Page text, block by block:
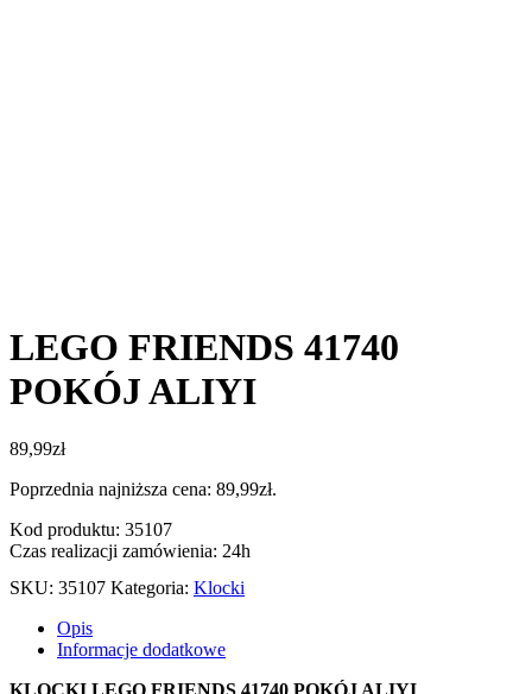
LEGO FRIENDS 41740
POKÓJ ALIYI
89,99zł
Poprzednia najniższa cena: 89,99zł.
Kod produktu: 35107
Czas realizacji zamówienia: 24h
SKU: 35107 Kategoria: Klocki
Opis
Informacje dodatkowe
KLOCKI LEGO FRIENDS 41740 POKÓJ ALIYI